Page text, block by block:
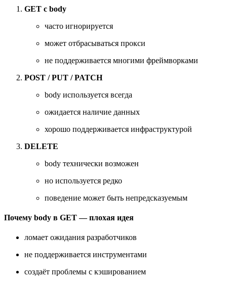
GET с body
часто игнорируется
может отбрасываться прокси
не поддерживается многими фреймворками
POST / PUT / PATCH
body используется всегда
ожидается наличие данных
хорошо поддерживается инфраструктурой
DELETE
body технически возможен
но используется редко
поведение может быть непредсказуемым
Почему body в GET — плохая идея
ломает ожидания разработчиков
не поддерживается инструментами
создаёт проблемы с кэшированием